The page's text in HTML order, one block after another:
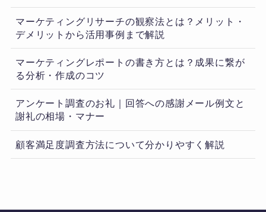
マーケティングリサーチの観察法とは？メリット・
デメリットから活用事例まで解説
マーケティングレポートの書き方とは？成果に繋が
る分析・作成のコツ
アンケート調査のお礼｜回答への感謝メール例文と
謝礼の相場・マナー
顧客満足度調査方法について分かりやすく解説